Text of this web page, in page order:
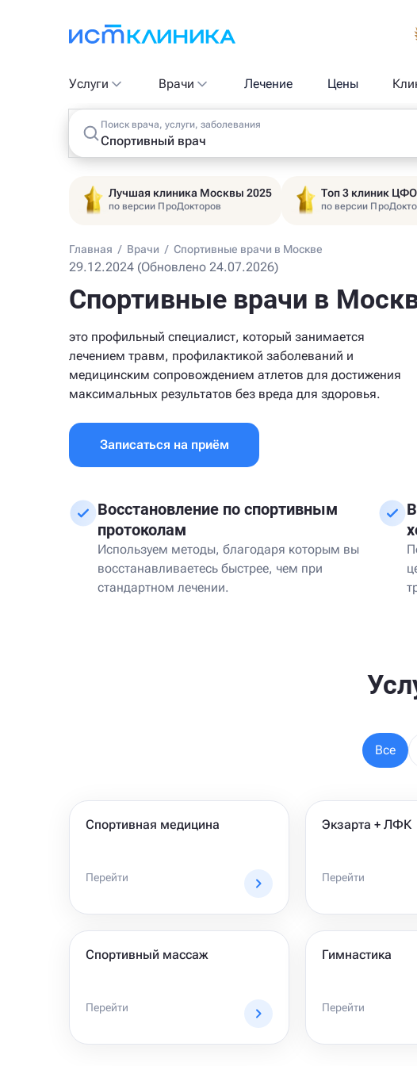
Услуги Врачи Лечение Цены
Поиск врача, услуги, заболевания
Лучшая клиника Москвы 2025
по версии ПроДокторов
Топ 3 клиник ЦФО
по версии
Главная / Врачи / Спортивные врачи в Москве
29.12.2024 (Обновлено 24.07.2026)
Спортивные врачи в
это профильный специалист, который занимается
лечением травм, профилактикой заболеваний и
медицинским сопровождением атлетов для достижения
максимальных результатов без вреда для здоровья.
Записаться на приём
Восстановление по спортивным
протоколам
Используем методы, благодаря которым вы
восстанавливаетесь быстрее, чем при
стандартном лечении.
Все
Спортивная медицина
Перейти
Экзарта + ЛФК
Перейти
Спортивный массаж
Перейти
Гимнастика
Перейти